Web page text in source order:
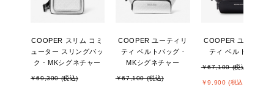
COOPER スリム コミ
ューター スリングパッ
ク - MKシグネチャー
￥69,300 (税込)
COOPER ユーティリ
ティ ベルトバッグ -
MKシグネチャー
￥67,100 (税込)
COOPER ユーティリ
ティ ベルトバッグ
￥67,100 (税込)
￥9,900 (税込)